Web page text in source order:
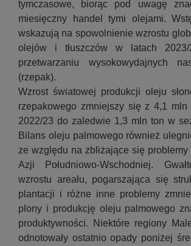
tymczasowe, biorąc pod uwagę
miesięczny handel tymi olejami.
wskazują na spowolnienie wzrostu
olejów i tłuszczów w latach 2023/
przetwarzaniu wysokowydajnych
(rzepak).
Wzrost światowej produkcji oleju
rzepakowego zmniejszy się z 4,1
2022/23 do zaledwie 1,3 mln ton w
Bilans oleju palmowego również
ze względu na zbliżające się
Azji Południowo-Wschodniej.
wzrostu areału, pogarszająca się
plantacji i różne inne problemy
plony i produkcję oleju palmowego
produktywności. Niektóre regiony
odnotowały ostatnio opady poniżej